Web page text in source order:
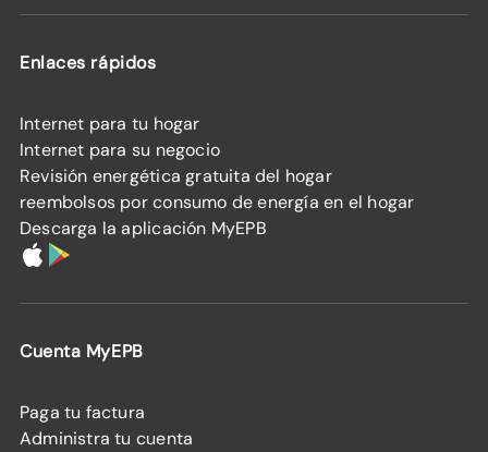
Enlaces rápidos
Internet para tu hogar
Internet para su negocio
Revisión energética gratuita del hogar
reembolsos por consumo de energía en el hogar
Descarga la aplicación MyEPB
Cuenta MyEPB
Paga tu factura
Administra tu cuenta